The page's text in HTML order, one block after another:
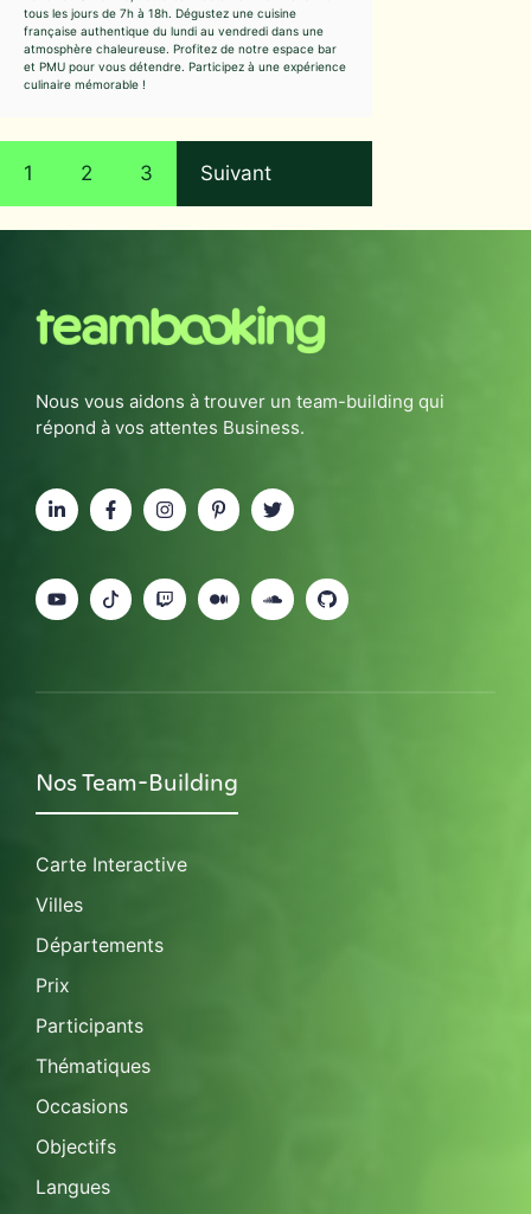
tous les jours de 7h à 18h. Dégustez une cuisine
française authentique du lundi au vendredi dans une
atmosphère chaleureuse. Profitez de notre espace bar
et PMU pour vous détendre. Participez à une expérience
culinaire mémorable !
1 2 3 Suivant
Nous vous aidons à trouver un team-building qui
répond à vos attentes Business.
Nos Team-Building
Carte Interactive
Villes
Départements
Prix
Participants
Thématiques
Occasions
Objectifs
Langues